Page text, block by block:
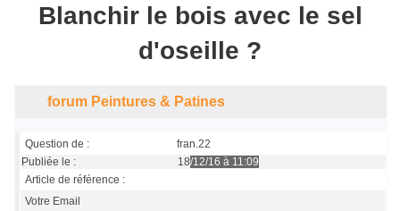
Blanchir le bois avec le sel
d'oseille ?
forum Peintures & Patines
Question de :
fran.22
Publiée le : 18/12/16 à 11:09
Article de référence :
Votre Email